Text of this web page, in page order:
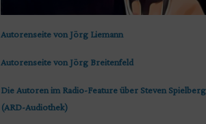
Autorenseite von Jörg Liemann
Autorenseite von Jörg Breitenfeld
Die Autoren im Radio-Feature über Steven Spielberg
(ARD-Audiothek)